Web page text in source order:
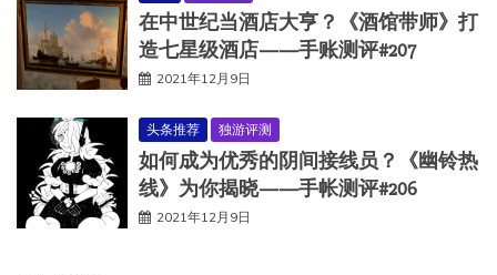
在中世纪当酒店大亨？《酒馆带师》打
造七星级酒店——手账测评#207
2021年12月9日
头条推荐 独游评测
如何成为优秀的阴间接线员？《幽铃热
线》为你揭晓——手帐测评#206
2021年12月9日